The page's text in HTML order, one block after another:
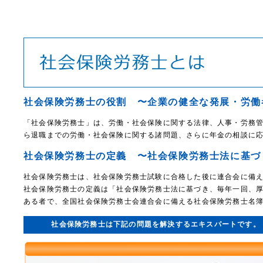
社会保険労務士の役割 〜企業の健全な発展・労働
「社会保険労務士」は、労働・社会保険に関する法律、人事・労
ら退職までの労働・社会保険に関する諸問題、さらに年金の相談に
社会保険労務士の定義 〜社会保険労務士法に基づ
社会保険労務士は、社会保険労務士試験に合格した後に連合会に備
社会保険労務士の定義は「社会保険労務士法に基づき、毎年一回
ある者で、全国社会保険労務士会連合会に備える社会保険労務士名
社会保険労務士は下記の問題を解決するエキスパートです